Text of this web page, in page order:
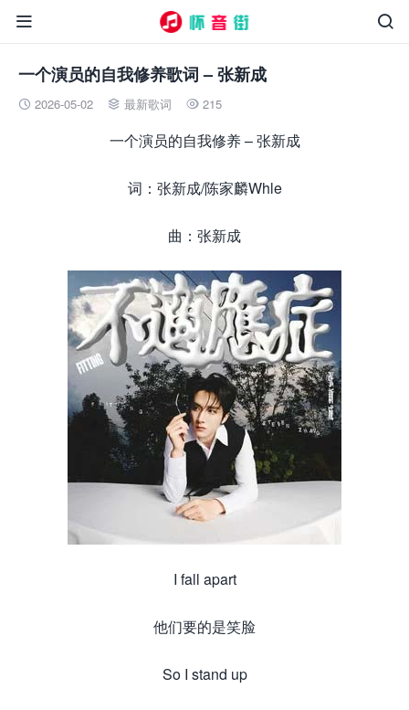


一个演员的自我修养歌词 – 张新成
 2026-05-02  最新歌词  215
一个演员的自我修养 – 张新成
词：张新成/陈家麟Whle
曲：张新成
I fall apart
他们要的是笑脸
So I stand up